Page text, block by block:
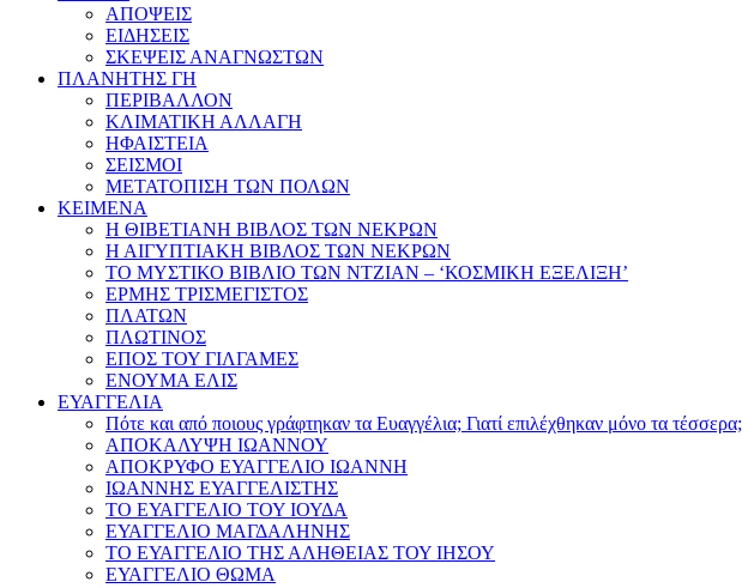
ΑΠΟΨΕΙΣ
ΕΙΔΗΣΕΙΣ
ΣΚΕΨΕΙΣ ΑΝΑΓΝΩΣΤΩΝ
ΠΛΑΝΗΤΗΣ ΓΗ
ΠΕΡΙΒΑΛΛΟΝ
ΚΛΙΜΑΤΙΚΗ ΑΛΛΑΓΗ
ΗΦΑΙΣΤΕΙΑ
ΣΕΙΣΜΟΙ
ΜΕΤΑΤΟΠΙΣΗ ΤΩΝ ΠΟΛΩΝ
ΚΕΙΜΕΝΑ
Η ΘΙΒΕΤΙΑΝΗ ΒΙΒΛΟΣ ΤΩΝ ΝΕΚΡΩΝ
Η ΑΙΓΥΠΤΙΑΚΗ ΒΙΒΛΟΣ ΤΩΝ ΝΕΚΡΩΝ
ΤΟ ΜΥΣΤΙΚΟ ΒΙΒΛΙΟ ΤΩΝ ΝΤΖΙΑΝ – ‘ΚΟΣΜΙΚΗ ΕΞΕΛΙΞΗ’
ΕΡΜΗΣ ΤΡΙΣΜΕΓΙΣΤΟΣ
ΠΛΑΤΩΝ
ΠΛΩΤΙΝΟΣ
ΕΠΟΣ ΤΟΥ ΓΙΛΓΑΜΕΣ
ΕΝΟΥΜΑ ΕΛΙΣ
ΕΥΑΓΓΕΛΙΑ
Πότε και από ποιους γράφτηκαν τα Ευαγγέλια; Γιατί επιλέχθηκαν μόνο τα τέσσερα;
ΑΠΟΚΑΛΥΨΗ ΙΩΑΝΝΟΥ
ΑΠΟΚΡΥΦΟ ΕΥΑΓΓΕΛΙΟ ΙΩΑΝΝΗ
ΙΩΑΝΝΗΣ ΕΥΑΓΓΕΛΙΣΤΗΣ
ΤΟ ΕΥΑΓΓΕΛΙΟ ΤΟΥ ΙΟΥΔΑ
ΕΥΑΓΓΕΛΙΟ ΜΑΓΔΑΛΗΝΗΣ
ΤΟ ΕΥΑΓΓΕΛΙΟ ΤΗΣ ΑΛΗΘΕΙΑΣ ΤΟΥ ΙΗΣΟΥ
ΕΥΑΓΓΕΛΙΟ ΘΩΜΑ